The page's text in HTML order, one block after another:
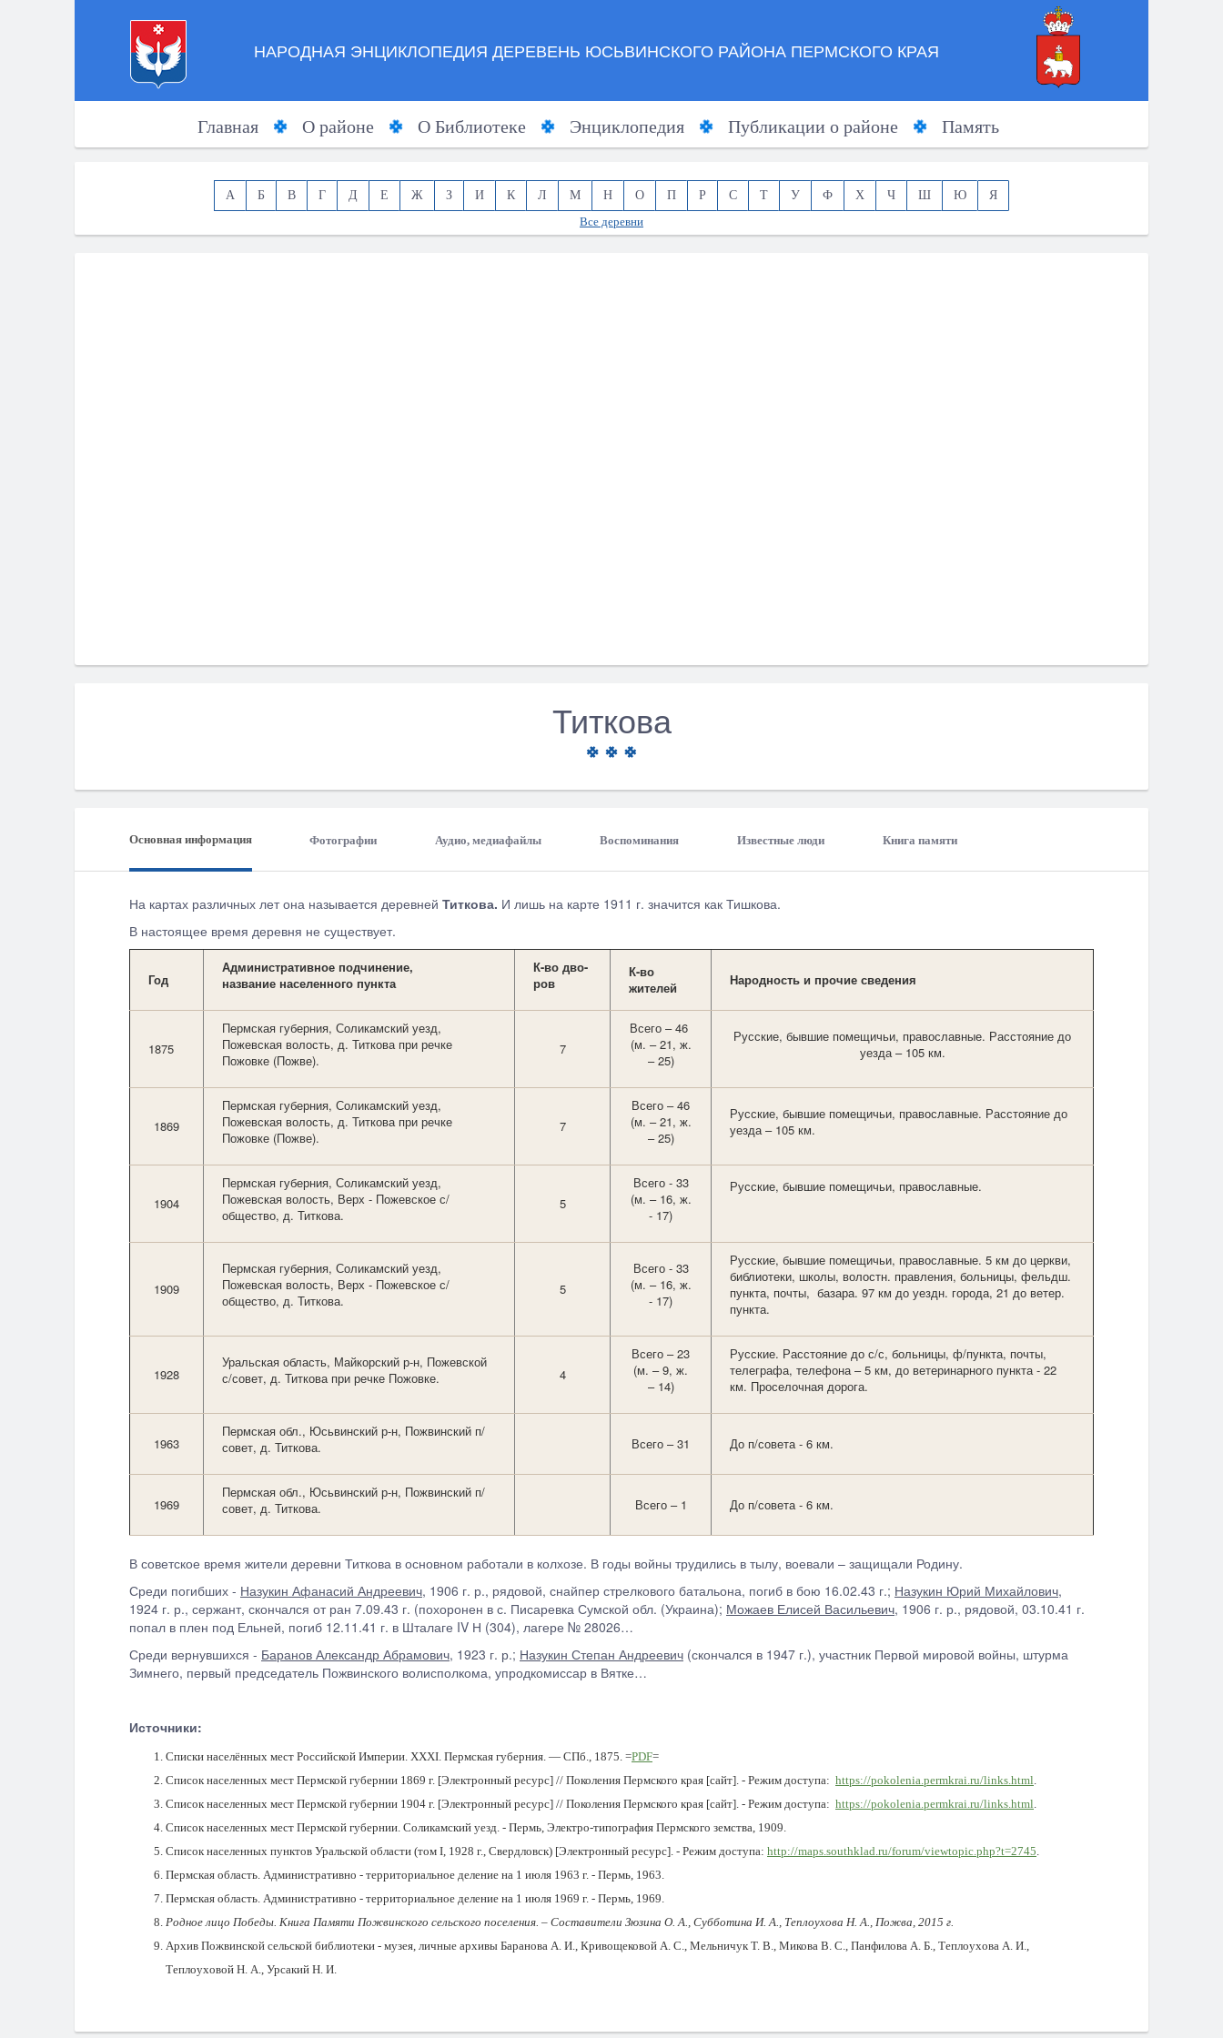
НАРОДНАЯ ЭНЦИКЛОПЕДИЯ ДЕРЕВЕНЬ ЮСЬВИНСКОГО РАЙОНА ПЕРМСКОГО КРАЯ
Главная О районе О Библиотеке Энциклопедия Публикации о районе Память
А Б В Г Д Е Ж З И К Л М Н О П Р С Т У Ф Х Ч Ш Ю
Я
Все деревни
Титкова
Основная информация Фотографии Аудио, медиафайлы Воспоминания Известные люди Книга памяти
На картах различных лет она называется деревней Титкова. И лишь на карте 1911 г. значится как Тишкова.
В настоящее время деревня не существует.
Год
Административное подчинение,
название населенного пункта
К-во дво-
ров
К-во
жителей
Народность и прочие сведения
1875
Пермская губерния, Соликамский уезд,
Пожевская волость, д. Титкова при речке
Пожовке (Пожве).
7
Всего – 46
(м. – 21, ж.
– 25)
Русские, бывшие помещичьи, православные. Расстояние до
уезда – 105 км.
1869
Пермская губерния, Соликамский уезд,
Пожевская волость, д. Титкова при речке
Пожовке (Пожве).
7
Всего – 46
(м. – 21, ж.
– 25)
Русские, бывшие помещичьи, православные. Расстояние до
уезда – 105 км.
1904
Пермская губерния, Соликамский уезд,
Пожевская волость, Верх - Пожевское с/
общество, д. Титкова.
5
Всего - 33
(м. – 16, ж.
- 17)
Русские, бывшие помещичьи, православные.
1909
Пермская губерния, Соликамский уезд,
Пожевская волость, Верх - Пожевское с/
общество, д. Титкова.
5
Всего - 33
(м. – 16, ж.
- 17)
Русские, бывшие помещичьи, православные. 5 км до церкви,
библиотеки, школы, волостн. правления, больницы, фельдш.
пункта, почты, базара. 97 км до уездн. города, 21 до ветер.
пункта.
1928
Уральская область, Майкорский р-н, Пожевской
с/совет, д. Титкова при речке Пожовке.
4
Всего – 23
(м. – 9, ж.
– 14)
Русские. Расстояние до с/с, больницы, ф/пункта, почты,
телеграфа, телефона – 5 км, до ветеринарного пункта - 22
км. Проселочная дорога.
1963
Пермская обл., Юсьвинский р-н, Пожвинский п/
совет, д. Титкова.
Всего – 31 До п/совета - 6 км.
1969
Пермская обл., Юсьвинский р-н, Пожвинский п/
совет, д. Титкова.
Всего – 1 До п/совета - 6 км.
В советское время жители деревни Титкова в основном работали в колхозе. В годы войны трудились в тылу, воевали – защищали Родину.
Среди погибших - Назукин Афанасий Андреевич, 1906 г. р., рядовой, снайпер стрелкового батальона, погиб в бою 16.02.43 г.; Назукин Юрий Михайлович,
1924 г. р., сержант, скончался от ран 7.09.43 г. (похоронен в с. Писаревка Сумской обл. (Украина); Можаев Елисей Васильевич, 1906 г. р., рядовой, 03.10.41 г.
попал в плен под Ельней, погиб 12.11.41 г. в Шталаге IV Н (304), лагере № 28026…
Среди вернувшихся - Баранов Александр Абрамович, 1923 г. р.; Назукин Степан Андреевич (скончался в 1947 г.), участник Первой мировой войны, штурма
Зимнего, первый председатель Пожвинского волисполкома, упродкомиссар в Вятке…
Источники:
Списки населённых мест Российской Империи. XXXI. Пермская губерния. — СПб., 1875. =PDF=
Список населенных мест Пермской губернии 1869 г. [Электронный ресурс] // Поколения Пермского края [сайт]. - Режим доступа: https://pokolenia.permkrai.ru/links.html.
Список населенных мест Пермской губернии 1904 г. [Электронный ресурс] // Поколения Пермского края [сайт]. - Режим доступа: https://pokolenia.permkrai.ru/links.html.
Список населенных мест Пермской губернии. Соликамский уезд. - Пермь, Электро-типография Пермского земства, 1909.
Список населенных пунктов Уральской области (том I, 1928 г., Свердловск) [Электронный ресурс]. - Режим доступа: http://maps.southklad.ru/forum/viewtopic.php?t=2745.
Пермская область. Административно - территориальное деление на 1 июля 1963 г. - Пермь, 1963.
Пермская область. Административно - территориальное деление на 1 июля 1969 г. - Пермь, 1969.
Родное лицо Победы. Книга Памяти Пожвинского сельского поселения. – Составители Зюзина О. А., Субботина И. А., Теплоухова Н. А., Пожва, 2015 г.
Архив Пожвинской сельской библиотеки - музея, личные архивы Баранова А. И., Кривощековой А. С., Мельничук Т. В., Микова В. С., Панфилова А. Б., Теплоухова А. И.,
Теплоуховой Н. А., Урсакий Н. И.